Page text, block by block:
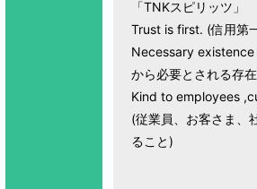
「TNKスピリッツ」
Trust is first. (信用第
Necessary
から必要とされる存
Kind to employees
(従業員、お客さま、
ること)